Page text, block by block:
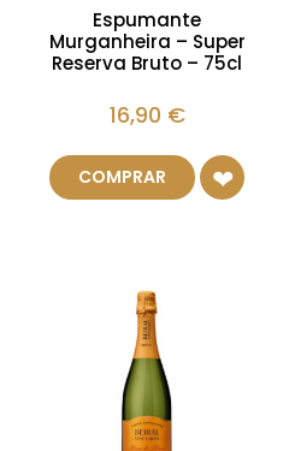
Espumante
Murganheira – Super
Reserva Bruto – 75cl
16,90 €
COMPRAR